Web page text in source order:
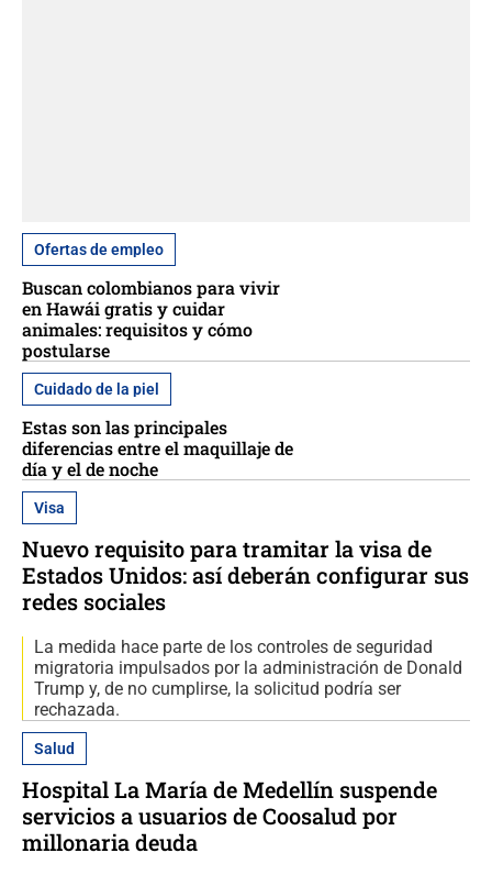
Ofertas de empleo
Buscan colombianos para vivir
en Hawái gratis y cuidar
animales: requisitos y cómo
postularse
Cuidado de la piel
Estas son las principales
diferencias entre el maquillaje de
día y el de noche
Visa
Nuevo requisito para tramitar la visa de
Estados Unidos: así deberán configurar sus
redes sociales
La medida hace parte de los controles de seguridad
migratoria impulsados por la administración de Donald
Trump y, de no cumplirse, la solicitud podría ser
rechazada.
Salud
Hospital La María de Medellín suspende
servicios a usuarios de Coosalud por
millonaria deuda